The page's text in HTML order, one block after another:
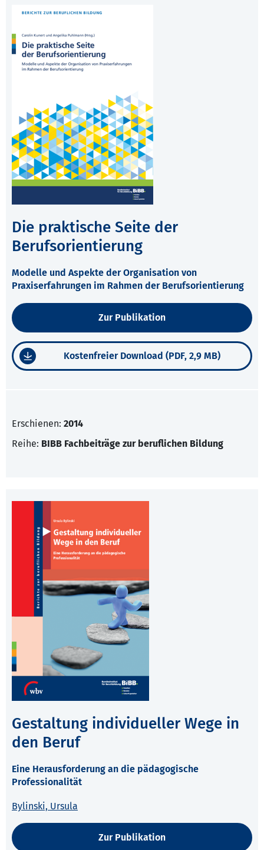
Die praktische Seite der
Berufsorientierung
Modelle und Aspekte der Organisation von
Praxiserfahrungen im Rahmen der Berufsorientierung
Zur Publikation
Kostenfreier Download (PDF, 2,9 MB)
Erschienen: 2014
Reihe: BIBB Fachbeiträge zur beruflichen Bildung
Gestaltung individueller Wege in
den Beruf
Eine Herausforderung an die pädagogische
Professionalität
Bylinski, Ursula
Zur Publikation